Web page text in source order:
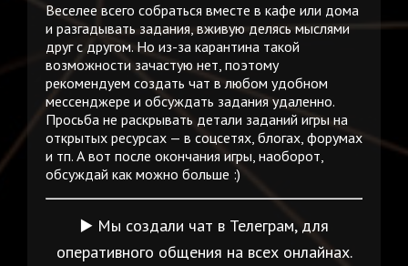
Веселее всего собраться вместе в кафе или дома
и разгадывать задания, вживую делясь мыслями
друг с другом. Но из-за карантина такой
возможности зачастую нет, поэтому
рекомендуем создать чат в любом удобном
мессенджере и обсуждать задания удаленно.
Просьба не раскрывать детали заданий игры на
открытых ресурсах — в соцсетях, блогах, форумах
и тп. А вот после окончания игры, наоборот,
обсуждай как можно больше :)
▶️ Мы создали чат в Телеграм, для
оперативного общения на всех онлайнах.